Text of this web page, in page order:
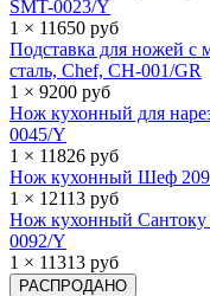
SMT-0023/Y
1 × 11650 руб
Подставка для ножей с
сталь, Chef, CH-001/GR
1 × 9200 руб
Нож кухонный для
0045/Y
1 × 11826 руб
Нож кухонный Шеф
1 × 12113 руб
Нож кухонный Сантоку
0092/Y
1 × 11313 руб
РАСПРОДАНО